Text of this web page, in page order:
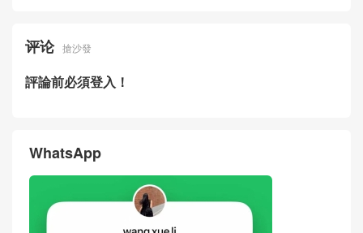
评论 搶沙發
評論前必須登入！
WhatsApp